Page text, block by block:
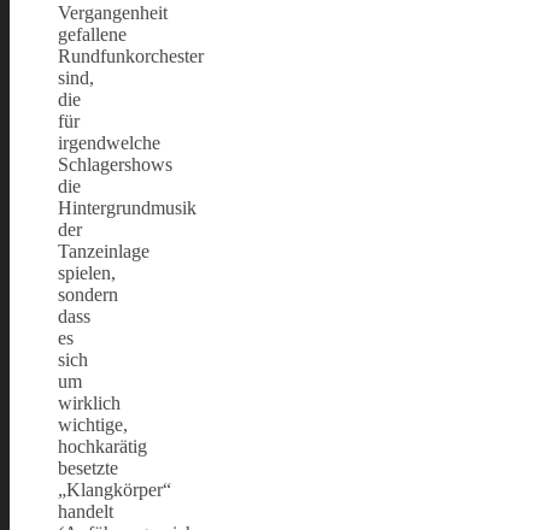
Vergangenheit
gefallene
Rundfunkorchester
sind,
die
für
irgendwelche
Schlagershows
die
Hintergrundmusik
der
Tanzeinlage
spielen,
sondern
dass
es
sich
um
wirklich
wichtige,
hochkarätig
besetzte
„Klangkörper“
handelt